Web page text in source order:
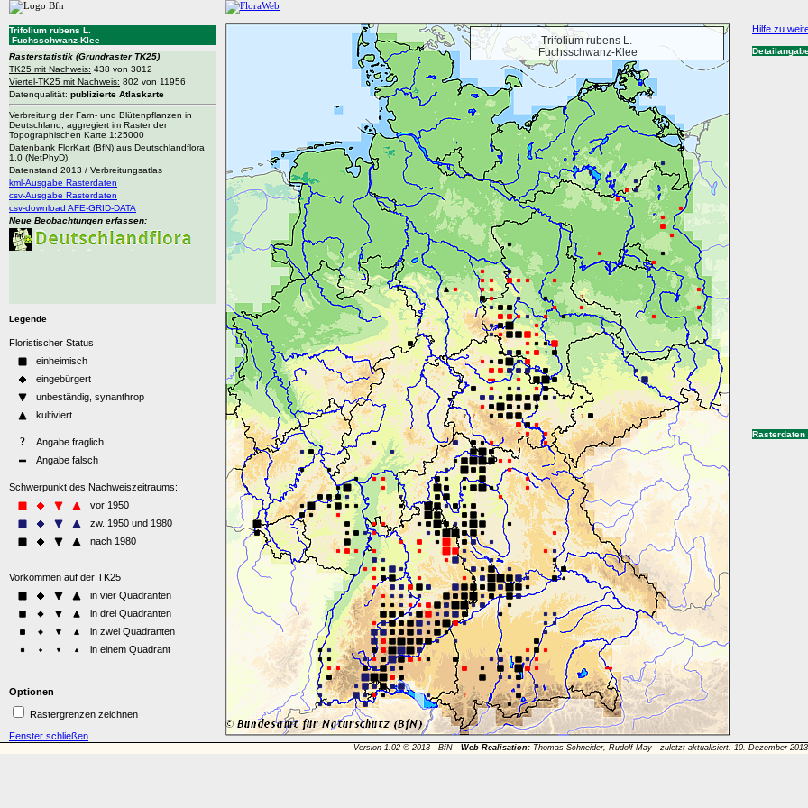
Trifolium rubens L.
Fuchsschwanz-Klee
Rasterdaten
Trifolium rubens L.
Fuchsschwanz-Klee
Rasterstatistik (Grundraster TK25)
TK25 mit Nachweis: 438 von 3012
Viertel-TK25 mit Nachweis: 802 von 11956
Datenqualität: publizierte Atlaskarte
Verbreitung der Farn- und Blütenpflanzen in
Deutschland; aggregiert im Raster der
Topographischen Karte 1:25000
Datenbank FlorKart (BfN) aus Deutschlandflora
1.0 (NetPhyD)
Datenstand 2013 / Verbreitungsatlas
kml-Ausgabe Rasterdaten
csv-Ausgabe Rasterdaten
csv-download AFE-GRID-DATA
Neue Beobachtungen erfassen:
Legende
Optionen
Rastergrenzen zeichnen
Fenster schließen
Hilfe zu
Version 1.02 © 2013 - BfN - Web-Realisation: Thomas Schneider, Rudolf May - zuletzt aktualisiert: 10. Dezember